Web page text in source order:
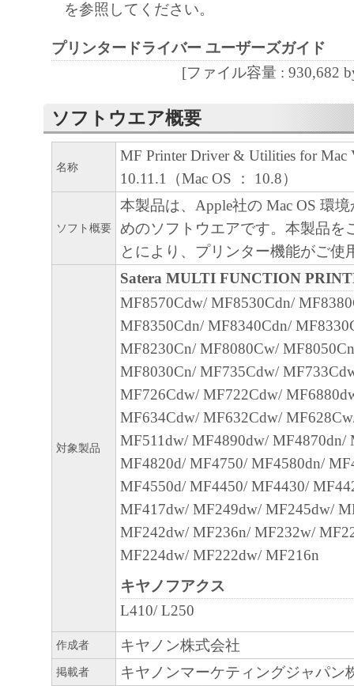
２．制限
くは貸与その他の方法により、第三者に「
ア」を使用させることはできません。
(2) お客様は、「本ソフトウェア」の全部
正、改変、逆コンパイル、逆アセンブル、
エンジニアリング等することはできません
このような行為をさせてはなりません。
３．著作権表示
お客様は、「本ソフトウェア」に含まれる
キヤノンのライセンサーの著作権表示を変
しくは削除してはなりません。
４．所有権
「本ソフトウェア」に係る権原および所有
によりキヤノンまたはキヤノンのライセン
お客様は、日本国政府または関連する外国
許可等を得ることなしに、「本ソフトウェ
は一部を、直接または間接に輸出してはな
６．サポートおよびアップデート
キヤノン、キヤノンの子会社、関係会社、
理店および販売店、並びにキヤノンのライ
客様による「本ソフトウェア」の使用を支
正あるいはサポートを行うことについて、
負うものではありません。
を参照してください。
プリンタードライバー ユーザーズガイド
[ファイル容量 : 930,682
ソフトウエア概要
名称
MF Printer Driver & Utilities for Mac
10.11.1（Mac OS ： 10.8）
ソフト概要
本製品は、Apple社の Mac OS 環
めのソフトウエアです。本製品を
とにより、プリンター機能がご使
対象製品
Satera MULTI FUNCTION
MF8570Cdw/ MF8530Cdn/
MF8350Cdn/ MF8340Cdn/
MF8230Cn/ MF8080Cw/
MF8030Cn/ MF735Cdw/
MF726Cdw/ MF722Cdw/
MF634Cdw/ MF632Cdw/
MF511dw/ MF4890dw/ MF4870dn/
MF4820d/ MF4750/ MF4580dn/
MF4550d/ MF4450/ MF4430/
MF417dw/ MF249dw/ MF245dw/
MF242dw/ MF236n/ MF232w/
MF224dw/ MF222dw/ MF216n
キヤノフアクス
L410/ L250
作成者 キヤノン株式会社
掲載者 キヤノンマーケティングジャパン